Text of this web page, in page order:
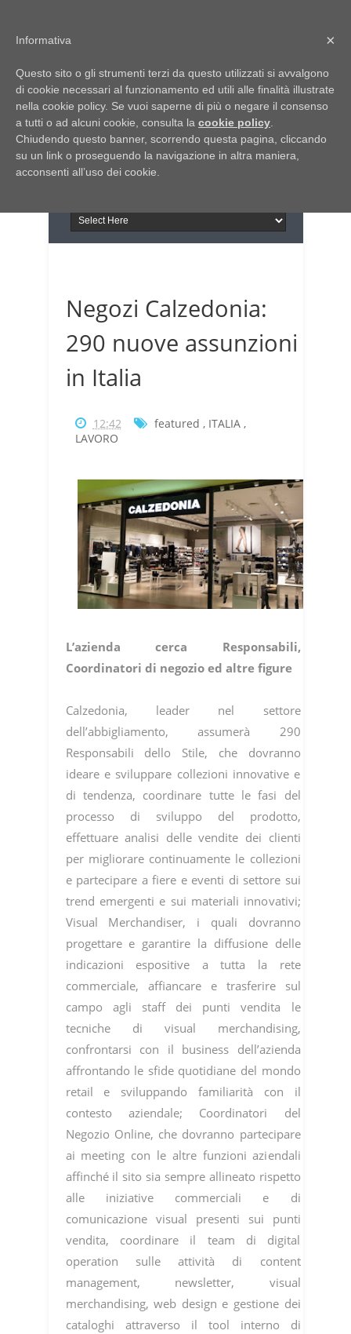
Italia Notizie
Giornale di Basilicata
Giornale di Puglia
INFORMAPUGLIA
Il portale n.1 del lavoro
in Puglia
Negozi Calzedonia:
290 nuove assunzioni
in Italia
12:42 featured , ITALIA,
LAVORO
L’azienda cerca Responsabili,
Coordinatori di negozio ed altre figure
Calzedonia, leader nel settore
dell’abbigliamento, assumerà 290
Responsabili dello Stile, che dovranno
ideare e sviluppare collezioni innovative e
di tendenza, coordinare tutte le fasi del
processo di sviluppo del prodotto,
effettuare analisi delle vendite dei clienti
per migliorare continuamente le collezioni
e partecipare a fiere e eventi di settore sui
trend emergenti e sui materiali innovativi;
Visual Merchandiser, i quali dovranno
progettare e garantire la diffusione delle
indicazioni espositive a tutta la rete
commerciale, affiancare e trasferire sul
campo agli staff dei punti vendita le
tecniche di visual merchandising,
confrontarsi con il business dell’azienda
affrontando le sfide quotidiane del mondo
retail e sviluppando familiarità con il
contesto aziendale; Coordinatori del
Negozio Online, che dovranno partecipare
ai meeting con le altre funzioni aziendali
affinché il sito sia sempre allineato rispetto
alle iniziative commerciali e di
comunicazione visual presenti sui punti
vendita, coordinare il team di digital
operation sulle attività di content
management, newsletter, visual
merchandising, web design e gestione dei
cataloghi attraverso il tool interno di
×
Informativa
Questo sito o gli strumenti terzi da questo utilizzati si avvalgono
di cookie necessari al funzionamento ed utili alle finalità illustrate
nella cookie policy. Se vuoi saperne di più o negare il consenso
a tutti o ad alcuni cookie, consulta la cookie policy
Chiudendo questo banner, scorrendo questa pagina, cliccando
su un link o proseguendo la navigazione in altra maniera,
acconsenti all’uso dei cookie.